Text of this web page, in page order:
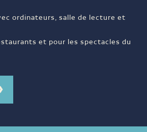
ordinateurs, salle de lecture et
et pour les spectacles du